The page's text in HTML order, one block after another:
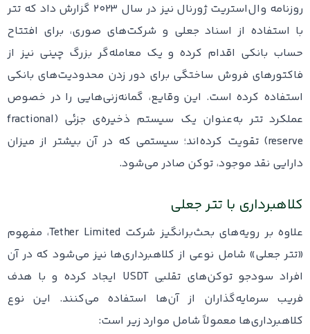
روزنامه وال‌استریت ژورنال نیز در سال ۲۰۲۳ گزارش داد که تتر
با استفاده از اسناد جعلی و شرکت‌های صوری، برای افتتاح
حساب بانکی اقدام کرده و یک معامله‌گر بزرگ چینی نیز از
فاکتورهای فروش ساختگی برای دور زدن محدودیت‌های بانکی
استفاده کرده است. این وقایع، گمانه‌زنی‌هایی را در خصوص
عملکرد تتر به‌عنوان یک سیستم ذخیره‌ی جزئی (fractional
reserve) تقویت کرده‌اند؛ سیستمی که در آن بیشتر از میزان
دارایی نقد موجود، توکن صادر می‌شود.
کلاهبرداری با تتر جعلی
علاوه بر رویه‌های بحث‌برانگیز شرکت Tether Limited، مفهوم
«تتر جعلی» شامل نوعی از کلاهبرداری‌ها نیز می‌شود که در آن
افراد سودجو توکن‌های تقلبی USDT ایجاد کرده و با هدف
فریب سرمایه‌گذاران از آن‌ها استفاده می‌کنند. این نوع
کلاهبرداری‌ها معمولاً شامل موارد زیر است: